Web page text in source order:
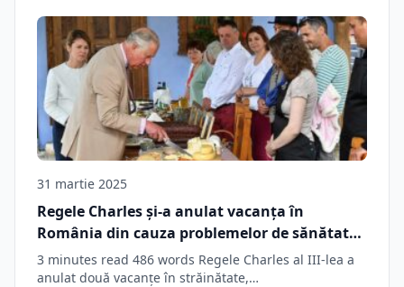
31 martie 2025
Regele Charles și-a anulat vacanța în
România din cauza problemelor de sănătate.
„Adoră România și așteaptă cu nerăbdare să
o viziteze”
3 minutes read 486 words Regele Charles al III-lea a
anulat două vacanțe în străinătate,…